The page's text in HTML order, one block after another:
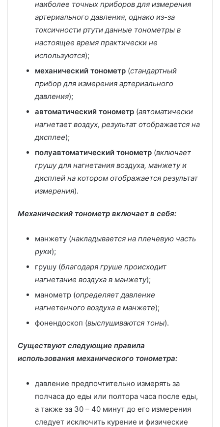
наиболее точных приборов для измерения
артериального давления, однако из-за
токсичности ртути данные тонометры в
настоящее время практически не
используются);
механический тонометр (стандартный
прибор для измерения артериального
давления);
автоматический тонометр (автоматически
нагнетает воздух, результат отображается на
дисплее);
полуавтоматический тонометр (включает
грушу для нагнетания воздуха, манжету и
дисплей на котором отображается результат
измерения).
Механический тонометр включает в себя:
манжету (накладывается на плечевую часть
руки);
грушу (благодаря груше происходит
нагнетание воздуха в манжету);
манометр (определяет давление
нагнетенного воздуха в манжете);
фонендоскоп (выслушиваются тоны).
Существуют следующие правила
использования механического тонометра:
давление предпочтительно измерять за
полчаса до еды или полтора часа после еды,
а также за 30 – 40 минут до его измерения
следует исключить курение и физические